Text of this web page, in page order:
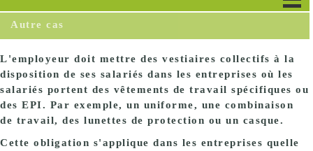
Autre cas
L'employeur doit mettre des vestiaires collectifs à la
disposition de ses salariés dans les entreprises où les
salariés portent des vêtements de travail spécifiques ou
des EPI. Par exemple, un uniforme, une combinaison
de travail, des lunettes de protection ou un casque.
Cette obligation s'applique dans les entreprises quelle